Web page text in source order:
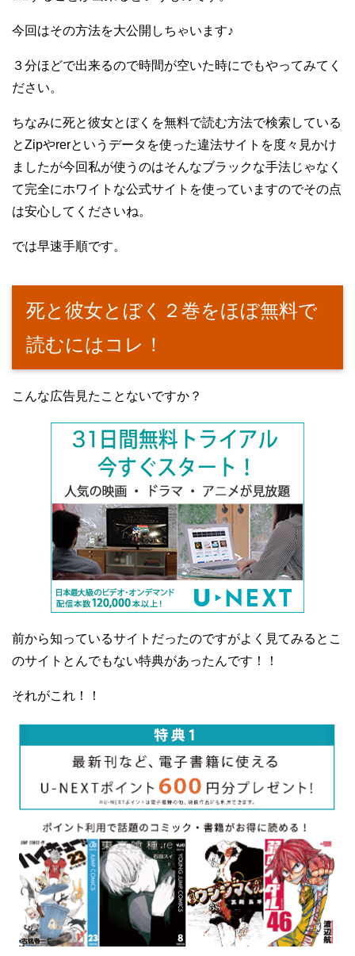
今回はその方法を大公開しちゃいます♪
３分ほどで出来るので時間が空いた時にでもやってみてく
ださい。
ちなみに死と彼女とぼくを無料で読む方法で検索している
とZipやrerというデータを使った違法サイトを度々見かけ
ましたが今回私が使うのはそんなブラックな手法じゃなく
て完全にホワイトな公式サイトを使っていますのでその点
は安心してくださいね。
では早速手順です。
死と彼女とぼく２巻をほぼ無料で
読むにはコレ！
こんな広告見たことないですか？
前から知っているサイトだったのですがよく見てみるとこ
のサイトとんでもない特典があったんです！！
それがこれ！！